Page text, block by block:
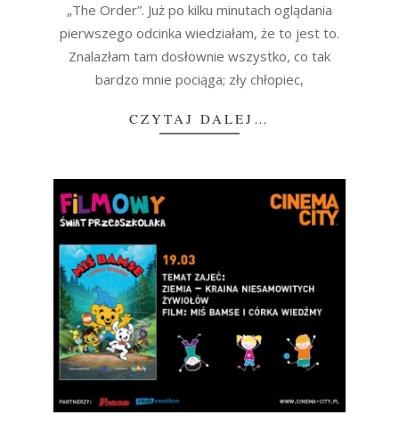
„The Order”. Już po kilku minutach oglądania
pierwszego odcinka wiedziałam, że to jest to.
Znalazłam tam dosłownie wszystko, co tak
bardzo mnie pociąga; zły chłopiec,
CZYTAJ DALEJ…